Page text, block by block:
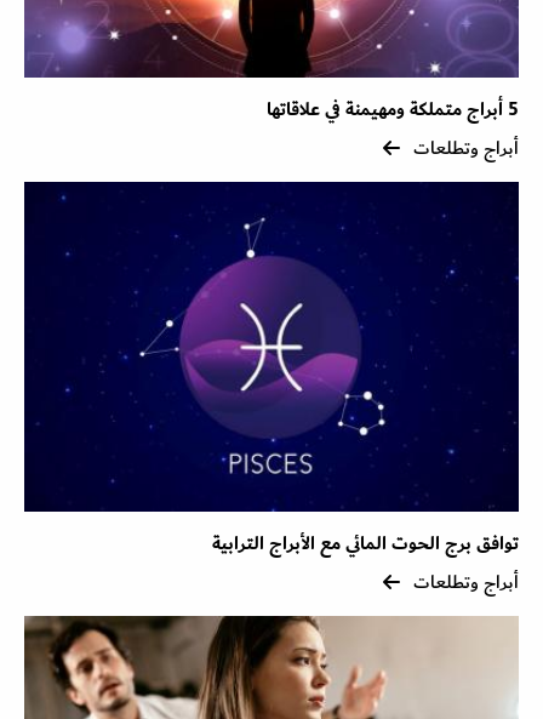
5 أبراج متملكة ومهيمنة في علاقاتها
أبراج وتطلعات
توافق برج الحوت المائي مع الأبراج الترابية
أبراج وتطلعات